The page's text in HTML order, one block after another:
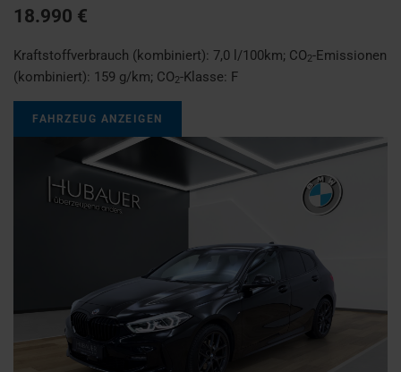
18.990 €
Kraftstoffverbrauch (kombiniert): 7,0 l/100km; CO2-Emissionen
(kombiniert): 159 g/km; CO2-Klasse: F
FAHRZEUG ANZEIGEN